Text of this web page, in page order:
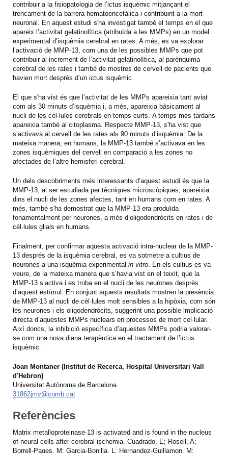
contribuir a la fisiopatologia de l’ictus isquèmic mitjançant el
trencament de la barrera hematoencefàlica i contribuint a la mort
neuronal. En aquest estudi s'ha investigat també el temps en el que
apareix l’activitat gelatinolítica (atribuïda a les MMPs) en un model
experimental d’isquèmia cerebral en rates. A més, es va explorar
l’activació de MMP-13, com una de les possibles MMPs que pot
contribuir al increment de l’activitat gelatinolítica, al parènquima
cerebral de les rates i també de mostres de cervell de pacients que
havien mort després d’un ictus isquèmic.
El que s'ha vist és que l’activitat de les MMPs apareixia tant aviat
com als 30 minuts d’isquèmia i, a més, apareixia bàsicament al
nucli de les cèl·lules cerebrals en temps curts. A temps més tardans
apareixia també al citoplasma. Respecte MMP-13, s'ha vist que
s’activava al cervell de les rates als 90 minuts d’isquèmia. De la
mateixa manera, en humans, la MMP-13 també s’activava en les
zones isquèmiques del cervell en comparació a les zones no
afectades de l’altre hemisferi cerebral.
Un dels descobriments més interessants d’aquest estudi és que la
MMP-13, al ser estudiada per tècniques microscòpiques, apareixia
dins el nucli de les zones afectes, tant en humans com en rates. A
més, també s'ha demostrat que la MMP-13 era produïda
fonamentalment per neurones, a més d’oligodendròcits en rates i de
cèl·lules glials en humans.
Finalment, per confirmar aquesta activació intra-nuclear de la MMP-
13 després de la isquèmia cerebral, es va sotmetre a cultius de
neurones a una isquèmia experimental in vitro. En els cultius es va
veure, de la mateixa manera que s’havia vist en el teixit, que la
MMP-13 s’activa i es troba en el nucli de les neurones desprès
d’aquest estímul. En conjunt aquests resultats mostren la presència
de MMP-13 al nucli de cèl·lules molt sensibles a la hipòxia, com són
les neurones i els oligodendròcits, suggerint una possible implicació
directa d’aquestes MMPs nuclears en processos de mort cel·lular.
Així doncs, la inhibició específica d’aquestes MMPs podria valorar-
se com una nova diana terapèutica en el tractament de l’ictus
isquèmic.
Joan Montaner (Institut de Recerca, Hospital Universitari Vall
d'Hebron)
Universitat Autònoma de Barcelona
31862jmv@comb.cat
Referències
Matrix metalloproteinase-13 is activated and is found in the nucleus
of neural cells after cerebral ischemia. Cuadrado, E; Rosell, A;
Borrell-Pages, M; Garcia-Bonilla, L; Hernandez-Guillamon, M;